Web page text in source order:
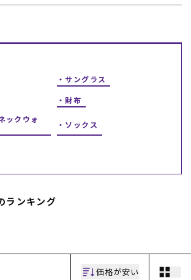
ご利用ガイド
サングラス
財布
ックウォ
ソックス
ランキング
価格が安い